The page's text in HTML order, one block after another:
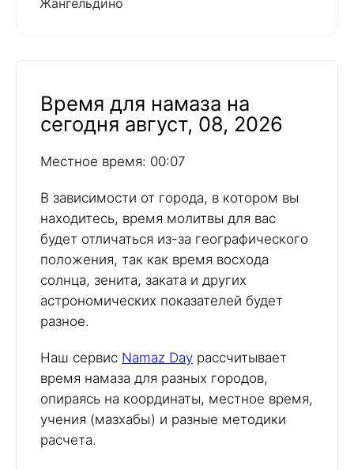
Жангельдино
Время для намаза на
сегодня август, 08, 2026
Местное время: 00:07
В зависимости от города, в котором вы
находитесь, время молитвы для вас
будет отличаться из-за географического
положения, так как время восхода
солнца, зенита, заката и других
астрономических показателей будет
разное.
Наш сервис Namaz Day рассчитывает
время намаза для разных городов,
опираясь на координаты, местное время,
учения (мазхабы) и разные методики
расчета.